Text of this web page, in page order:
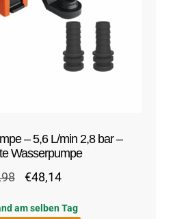
– 5,6 L/min 2,8 bar –
Wasserpumpe
Ursprünglicher
war:
€48,14Aktueller
ist:
am selben Tag